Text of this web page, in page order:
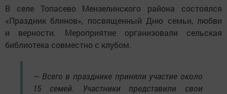
В селе Топасево Мензелинского района состоялся
«Праздник блинов», посвященный Дню семьи, любви
и верности. Мероприятие организовали сельская
библиотека совместно с клубом.
— Всего в празднике приняли участие около
15 семей. Участники представили свои